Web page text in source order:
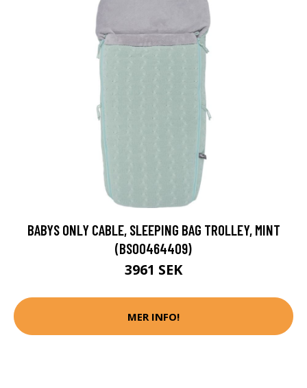
BABYS ONLY CABLE, SLEEPING BAG TROLLEY, MINT
(BSO0464409)
3961 SEK
MER INFO!